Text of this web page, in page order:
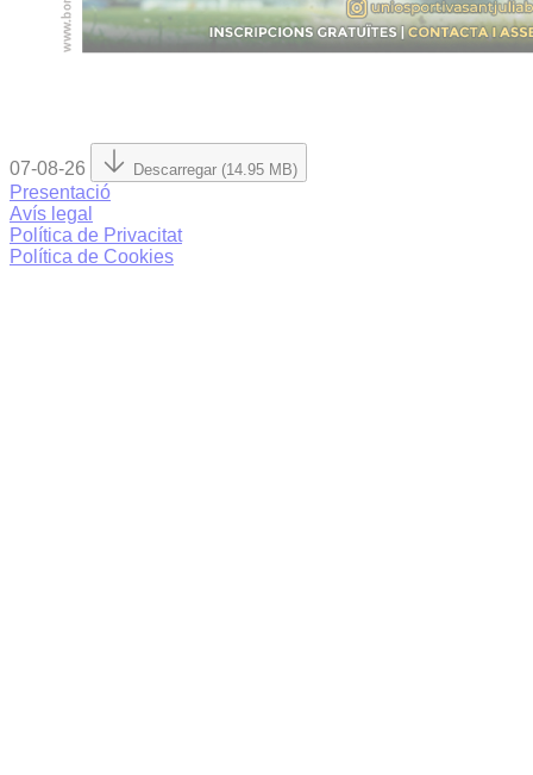
07-08-26 Descarregar (14.95 MB)
Presentació
Avís legal
Política de Privacitat
Política de Cookies